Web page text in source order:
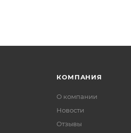
КОМПАНИЯ
О компании
Новости
Отзывы